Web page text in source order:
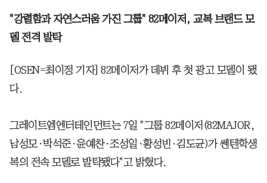
"강렬함과 자연스러움 가진 그룹" 82메이저, 교복 브랜드 모
델 전격 발탁
[OSEN=최이정 기자] 82메이저가 데뷔 후 첫 광고 모델이 됐
다.
그레이트엠엔터테인먼트는 7일 "그룹 82메이저(82MAJOR,
남성모·박석준·윤예찬·조성일·황성빈·김도균)가 쎈텐학생
복의 전속 모델로 발탁됐다"고 밝혔다.